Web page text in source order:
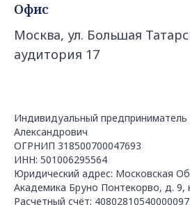
Офис
Москва, ул. Большая
аудитория 17
Индивидуальный предприниматель
Александрович
ОГРНИП 318500700047693
ИНН: 501006295564
Юридический адрес: Московская
Академика Бруно Понтекорво, д. 9,
Расчетный счёт: